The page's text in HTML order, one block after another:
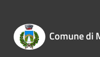
Comune di